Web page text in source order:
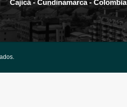
Cajicá - Cundinamarca - Colombia